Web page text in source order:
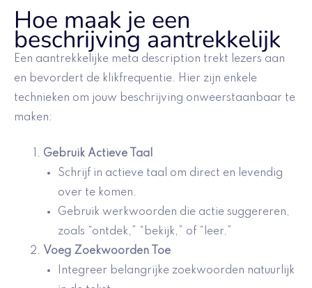
Hoe maak je een
beschrijving aantrekkelijk
Een aantrekkelijke meta description trekt lezers aan
en bevordert de klikfrequentie. Hier zijn enkele
technieken om jouw beschrijving onweerstaanbaar te
maken:
Gebruik Actieve Taal
Schrijf in actieve taal om direct en levendig
over te komen.
Gebruik werkwoorden die actie suggereren,
zoals “ontdek,” “bekijk,” of “leer.”
Voeg Zoekwoorden Toe
Integreer belangrijke zoekwoorden natuurlijk